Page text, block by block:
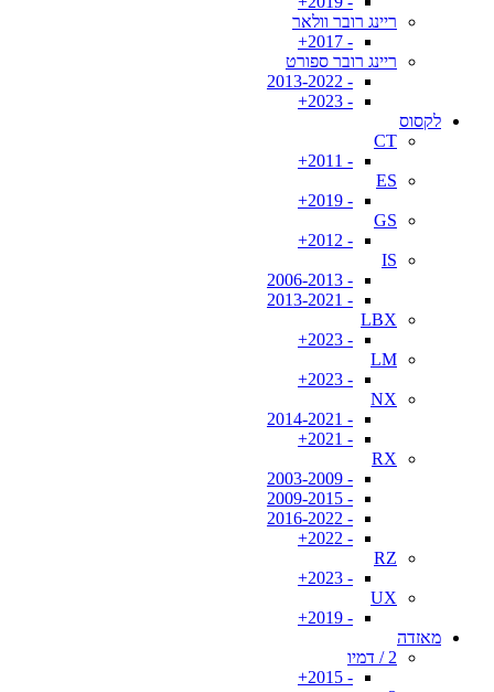
ריינג רובר וולאר
- 2017+
ריינג רובר ספורט
- 2013-2022
- 2023+
לקסוס
CT
- 2011+
ES
- 2019+
GS
- 2012+
IS
- 2006-2013
- 2013-2021
LBX
- 2023+
LM
- 2023+
NX
- 2014-2021
- 2021+
RX
- 2003-2009
- 2009-2015
- 2016-2022
- 2022+
RZ
- 2023+
UX
- 2019+
מאזדה
2 / דמיו
- 2015+